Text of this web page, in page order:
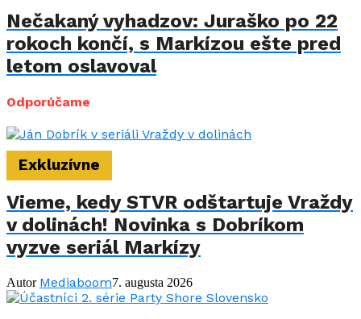
Nečakaný vyhadzov: Juraško po 22
rokoch končí, s Markízou ešte pred
letom oslavoval
Odporúčame
Exkluzívne
Vieme, kedy STVR odštartuje Vraždy
v dolinách! Novinka s Dobríkom
vyzve seriál Markízy
Autor Mediaboom7. augusta 2026